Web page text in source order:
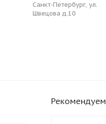
Санкт-Петербург, ул.
Швецова д.10
Рекомендуем